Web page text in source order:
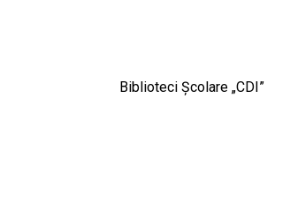
Biblioteci Școlare „CDI”